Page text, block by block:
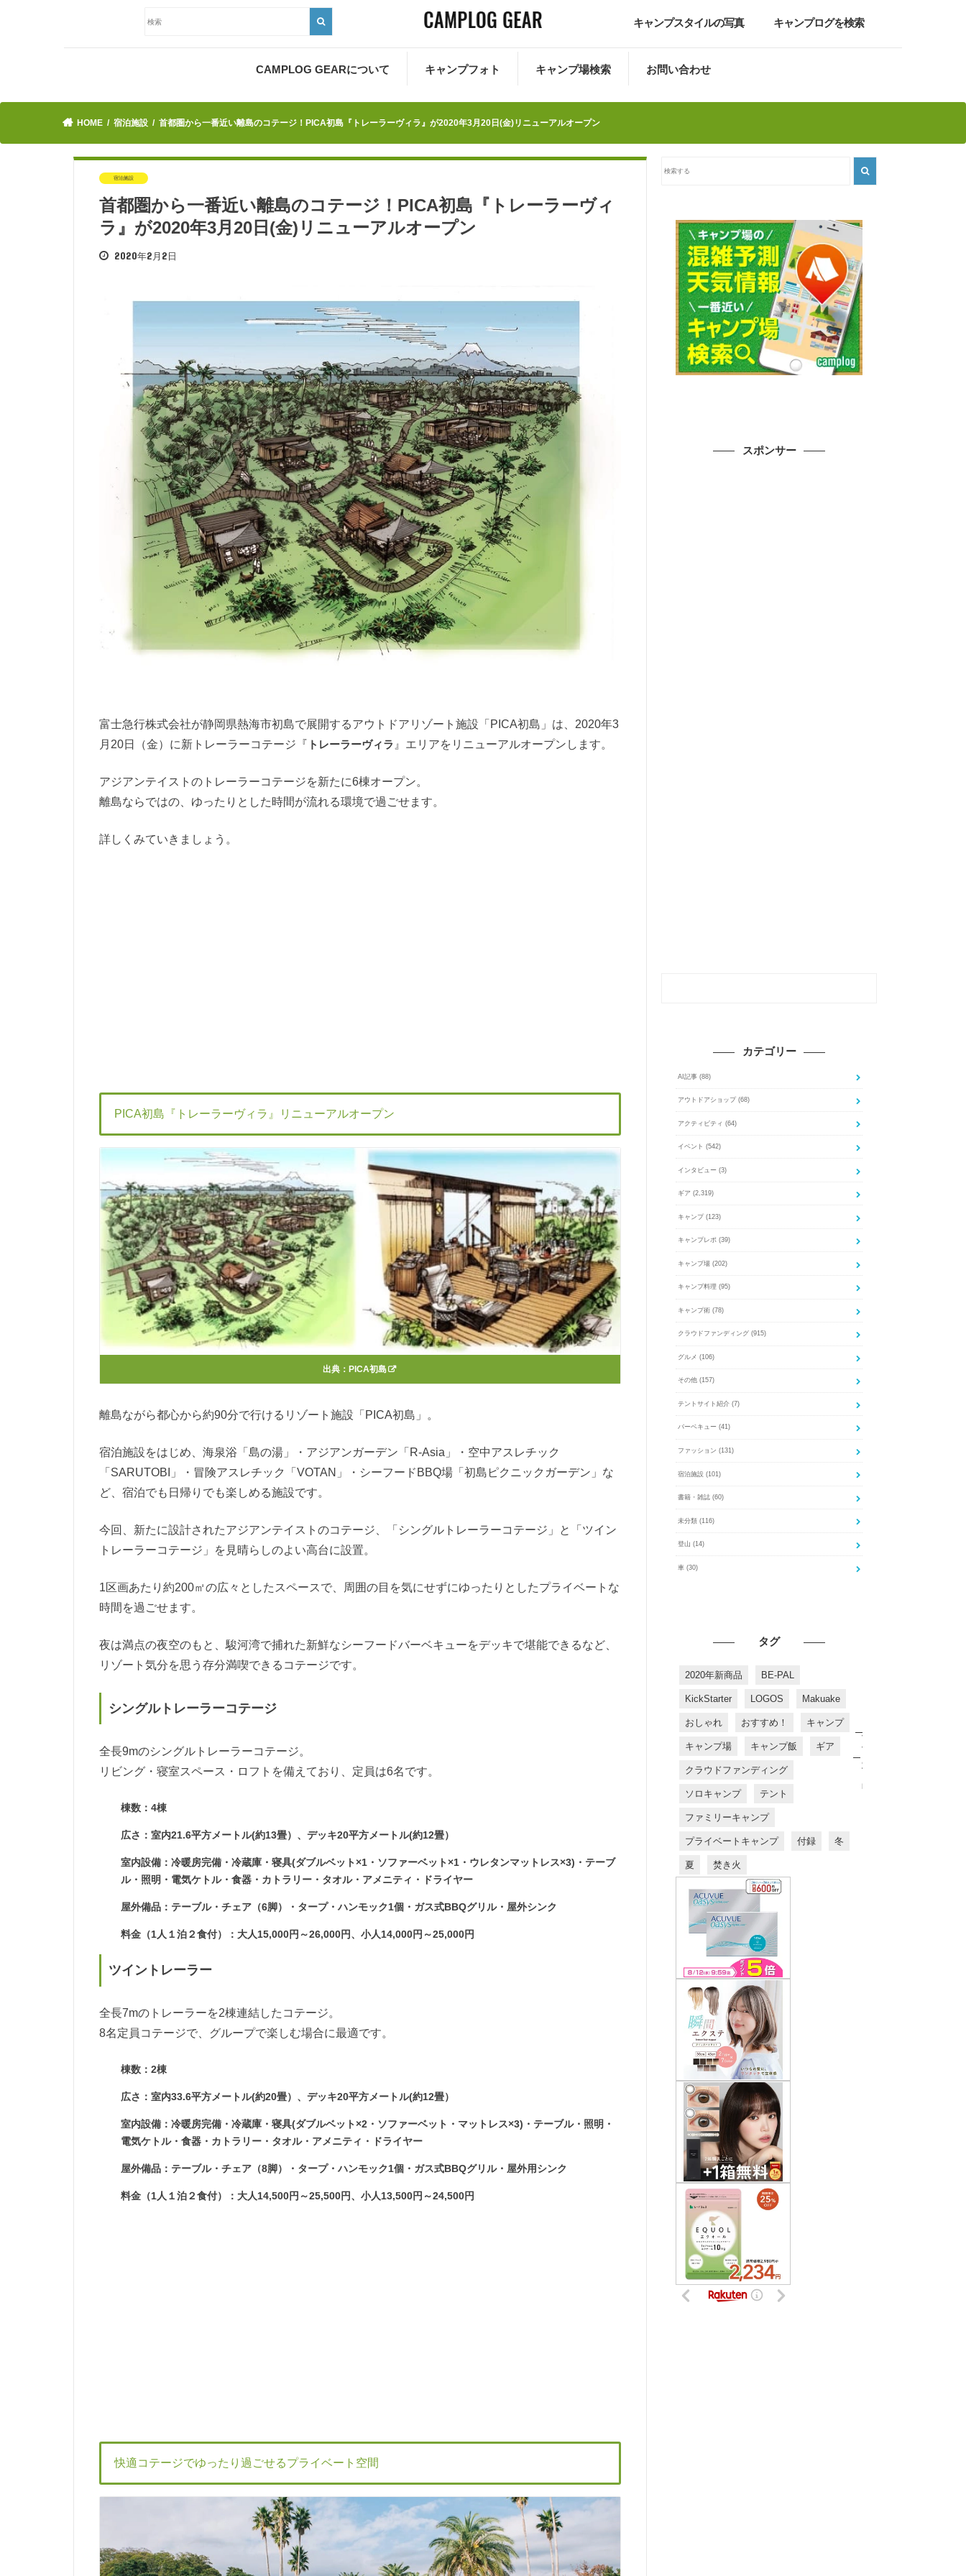
キャンプスタイルの写真 キャンプログを検索
CAMPLOG GEARについて キャンプフォト キャンプ場検索 お問い合わせ
HOME 宿泊施設 首都圏から一番近い離島のコテージ！PICA初島『トレーラーヴィラ』が2020年3月20日(金)リニューアルオープン
宿泊施設
首都圏から一番近い離島のコテージ！PICA初島『トレーラーヴィ
ラ』が2020年3月20日(金)リニューアルオープン
2020年2月2日
富士急行株式会社が静岡県熱海市初島で展開するアウトドアリゾート施設「PICA初島」は、2020年3
月20日（金）に新トレーラーコテージ『 トレーラーヴィラ 』エリアをリニューアルオープンします。
アジアンテイストのトレーラーコテージを新たに6棟オープン。
離島ならではの、ゆったりとした時間が流れる環境で過ごせます。
詳しくみていきましょう。
PICA初島『トレーラーヴィラ』リニューアルオープン
出典： PICA初島
離島ながら都心から約90分で行けるリゾート施設「PICA初島」。
宿泊施設をはじめ、海泉浴「島の湯」・アジアンガーデン「R-Asia」・空中アスレチック
「SARUTOBI」・冒険アスレチック「VOTAN」・シーフードBBQ場「初島ピクニックガーデン」な
ど、宿泊でも日帰りでも楽しめる施設です。
今回、新たに設計されたアジアンテイストのコテージ、「シングルトレーラーコテージ」と「ツイン
トレーラーコテージ」を見晴らしのよい高台に設置。
1区画あたり約200㎡の広々としたスペースで、周囲の目を気にせずにゆったりとしたプライベートな
時間を過ごせます。
夜は満点の夜空のもと、駿河湾で捕れた新鮮なシーフードバーベキューをデッキで堪能できるなど、
リゾート気分を思う存分満喫できるコテージです。
シングルトレーラーコテージ
全長9mのシングルトレーラーコテージ。
リビング・寝室スペース・ロフトを備えており、定員は6名です。
棟数：4棟
広さ：室内21.6平方メートル(約13畳）、デッキ20平方メートル(約12畳）
室内設備：冷暖房完備・冷蔵庫・寝具(ダブルベット×1・ソファーベット×1・ウレタンマットレス×3)・テーブ
ル・照明・電気ケトル・食器・カトラリー・タオル・アメニティ・ドライヤー
屋外備品：テーブル・チェア（6脚）・タープ・ハンモック1個・ガス式BBQグリル・屋外シンク
料金（1人１泊２食付）：大人15,000円～26,000円、小人14,000円～25,000円
ツイントレーラー
全長7mのトレーラーを2棟連結したコテージ。
8名定員コテージで、グループで楽しむ場合に最適です。
棟数：2棟
広さ：室内33.6平方メートル(約20畳）、デッキ20平方メートル(約12畳）
室内設備：冷暖房完備・冷蔵庫・寝具(ダブルベット×2・ソファーベット・マットレス×3)・テーブル・照明・
電気ケトル・食器・カトラリー・タオル・アメニティ・ドライヤー
屋外備品：テーブル・チェア（8脚）・タープ・ハンモック1個・ガス式BBQグリル・屋外用シンク
料金（1人１泊２食付）：大人14,500円～25,500円、小人13,500円～24,500円
快適コテージでゆったり過ごせるプライベート空間
スポンサー
カテゴリー
AI記事 (88)
アウトドアショップ (68)
アクティビティ (64)
イベント (542)
インタビュー (3)
ギア (2,319)
キャンプ (123)
キャンプレポ (39)
キャンプ場 (202)
キャンプ料理 (95)
キャンプ術 (78)
クラウドファンディング (915)
グルメ (106)
その他 (157)
テントサイト紹介 (7)
バーベキュー (41)
ファッション (131)
宿泊施設 (101)
書籍・雑誌 (60)
未分類 (116)
登山 (14)
車 (30)
タグ
2020年新商品 BE-PAL
KickStarter LOGOS Makuake
おしゃれ おすすめ！ キャンプ
キャンプ場 キャンプ飯 ギア
クラウドファンディング
ソロキャンプ テント
ファミリーキャンプ
プライベートキャンプ 付録 冬
夏 焚き火
す
す
め
商
品